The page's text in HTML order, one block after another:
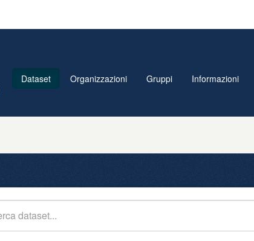
Dataset Organizzazioni Gruppi Informazioni